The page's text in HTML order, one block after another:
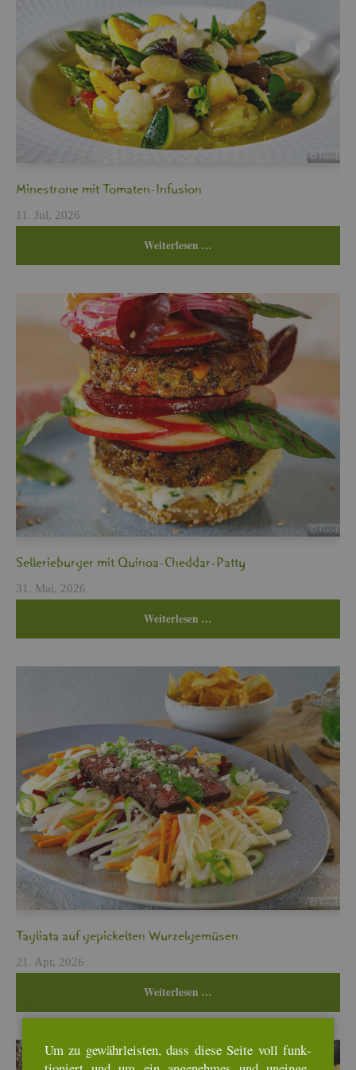
Min­es­tro­ne mit To­ma­ten-In­fu­si­on
11. Jul, 2026
Wei­ter­le­sen …
Sel­le­rie­bur­ger mit Qui­noa-Ched­dar-Patty
31. Mai, 2026
Wei­ter­le­sen …
Ta­glia­ta auf ge­pi­ckel­ten Wur­zel­ge­mü­sen
21. Apr, 2026
Wei­ter­le­sen …
Um zu ge­währ­leis­ten, dass diese Seite voll funk­